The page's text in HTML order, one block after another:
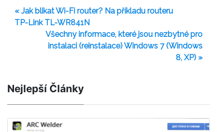
« Jak blikat Wi-Fi router? Na příkladu routeru
TP-Link TL-WR841N
Všechny informace, které jsou nezbytné pro
instalaci (reinstalace) Windows 7 (Windows
8, XP) »
Nejlepší Články